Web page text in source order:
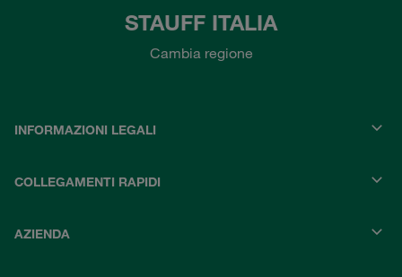
STAUFF ITALIA
Cambia regione
INFORMAZIONI LEGALI
COLLEGAMENTI RAPIDI
AZIENDA